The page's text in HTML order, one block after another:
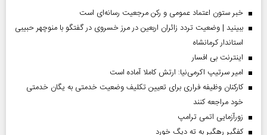
خبر ستون اعتماد عمومی و رکن مرجعیت رسانه‌ای است
ببینید | وضعیت تردد زائران اربعین در مرز خسروی در گفتگو با منوچهر حبیبی
استاندار کرمانشاه
اینترنت بی افسار
امیر سرتیپ اکرمی‌نیا: ارتش کاملا آماده است
کارکنان وظیفه فراری برای تعیین تکلیف وضعیت خدمتی به یگان خدمتی
خود مراجعه کنند
زورآزمایی اتمی ترامپ
کفگیر رهگیر به ته دیگ خورد